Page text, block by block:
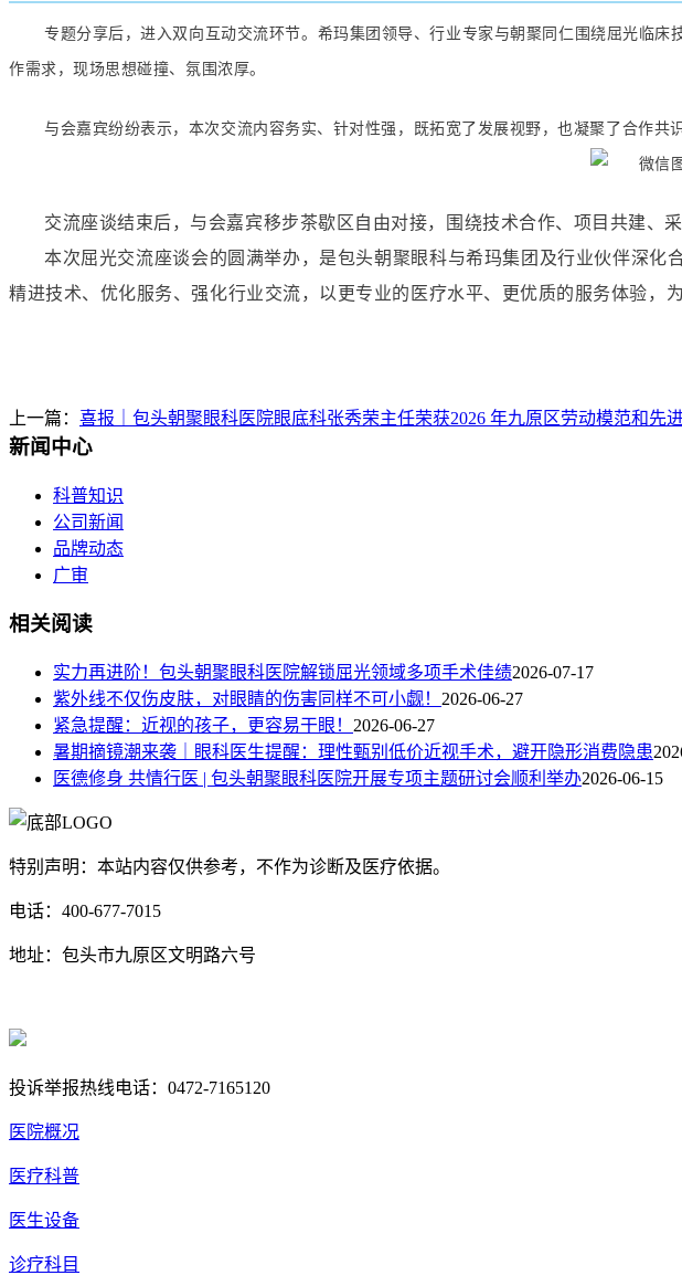
专题分享后，进入双向互动交流环节。希玛集团领导、行业专家与朝聚同仁围绕屈光临
作需求，现场思想碰撞、氛围浓厚。
与会嘉宾纷纷表示，本次交流内容务实、针对性强，既拓宽了发展视野，也凝聚了合作共
交流座谈结束后，与会嘉宾移步茶歇区自由对接，围绕技术合作、项目共建、
本次屈光交流座谈会的圆满举办，是包头朝聚眼科与希玛集团及行业伙伴深
精进技术、优化服务、强化行业交流，以更专业的医疗水平、更优质的服务体验，
上一篇： 喜报｜包头朝聚眼科医院眼底科张秀荣主任荣获2026 年九原区劳动模范和先
新闻中心
科普知识
公司新闻
品牌动态
广审
相关阅读
实力再进阶！包头朝聚眼科医院解锁屈光领域多项手术佳绩2026-07-17
紫外线不仅伤皮肤，对眼睛的伤害同样不可小觑！ 2026-06-27
紧急提醒：近视的孩子，更容易干眼！ 2026-06-27
暑期摘镜潮来袭｜眼科医生提醒：理性甄别低价近视手术，避开隐形消费隐患
医德修身 共情行医 | 包头朝聚眼科医院开展专项主题研讨会顺利举办2026-06-15
特别声明：本站内容仅供参考，不作为诊断及医疗依据。
电话：400-677-7015
地址：包头市九原区文明路六号
投诉举报热线电话：0472-7165120
医院概况
医疗科普
医生设备
诊疗科目